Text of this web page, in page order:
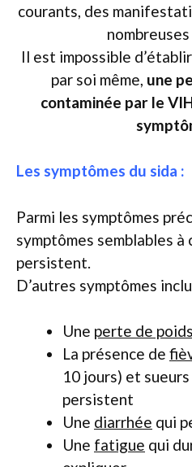
courants, des
Il est impossible
par soi même, une
contaminée par le
Les symptômes du sida :
Parmi les symptômes
symptômes semblables à
persistent.
D’autres symptômes
Une perte de poids
La présence de
10 jours) et
persistent
Une diarrhée qui
Une fatigue qui